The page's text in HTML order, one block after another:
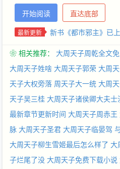
洛雷2015玄幻新作《皇极圣尊》
本作品五部字数超千万，人品保证
开始阅读 直达底部
最新更新 新书《都市邪主》已
❀ 相关推荐： 大周天子周乾全文
大周天子姓啥 大周天子郭荣 大周
天子大权旁落 周天子大一统 大周
天子吴三桂 大周天子诸侯卿大夫士
最新章节更新时间 大周天子周赤王
脉 大周天子圣君 大周天子临晏驾
大周天子柳生雪姬最后怎么样了 大
子烂尾了没 大周天子免费下载小说